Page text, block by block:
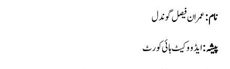
نام:عمران فیصل گوندل
پیشہ:ایڈووکیٹ ہائی کورٹ